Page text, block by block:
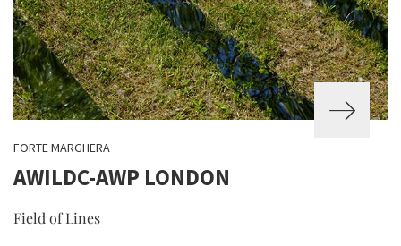
FORTE MARGHERA
AWILDC-AWP LONDON
Field of Lines